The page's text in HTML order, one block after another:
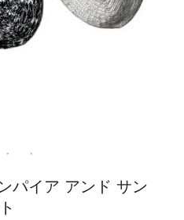
パイア アンド サン